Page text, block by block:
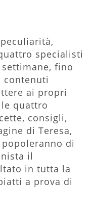
specialisti
fino
contenuti
ai propri
quattro
consigli,
di Teresa,
di
il
in tutta la
a prova di